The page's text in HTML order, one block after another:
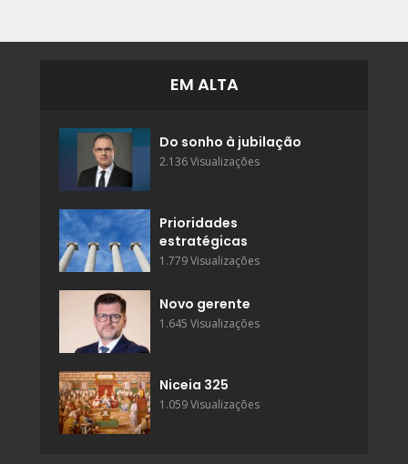
EM ALTA
Do sonho à jubilação
2.136 Visualizações
Prioridades
estratégicas
1.779 Visualizações
Novo gerente
1.645 Visualizações
Niceia 325
1.059 Visualizações